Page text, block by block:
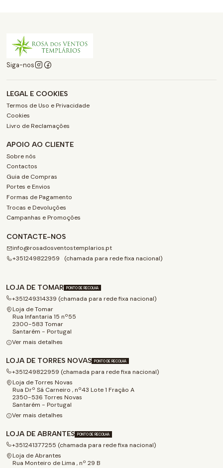
Siga-nos
LEGAL E COOKIES
Termos de Uso e Privacidade
Cookies
Livro de Reclamações
APOIO AO CLIENTE
Sobre nós
Contactos
Guia de Compras
Portes e Envios
Formas de Pagamento
Trocas e Devoluções
Campanhas e Promoções
CONTACTE-NOS
info@rosadosventostemplarios.pt
+351249822959 (chamada para rede fixa nacional)
LOJA DE TOMAR PONTO DE RECOLHA
+351249314339 (chamada para rede fixa nacional)
Loja de Tomar
Rua Infantaria 15 nº55
2300-583 Tomar
Santarém - Portugal
Ver mais detalhes
LOJA DE TORRES NOVAS PONTO DE RECOLHA
+351249822959 (chamada para rede fixa nacional)
Loja de Torres Novas
Rua Drº Sá Carneiro , nº43 Lote 1 Fração A
2350-536 Torres Novas
Santarém - Portugal
Ver mais detalhes
LOJA DE ABRANTES PONTO DE RECOLHA
+351241377255 (chamada para rede fixa nacional)
Loja de Abrantes
Rua Monteiro de Lima , nº 29 B